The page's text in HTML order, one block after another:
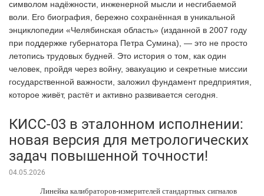
символом надёжности, инженерной мысли и несгибаемой
воли. Его биография, бережно сохранённая в уникальной
энциклопедии «Челябинская область» (изданной в 2007 году
при поддержке губернатора Петра Сумина), — это не просто
летопись трудовых будней. Это история о том, как один
человек, пройдя через войну, эвакуацию и секретные миссии
государственной важности, заложил фундамент предприятия,
которое живёт, растёт и активно развивается сегодня.
КИСС-03 в эталонном исполнении:
новая версия для метрологических
задач повышенной точности!
04.05.2026
Линейка калибраторов-измерителей стандартных сигналов